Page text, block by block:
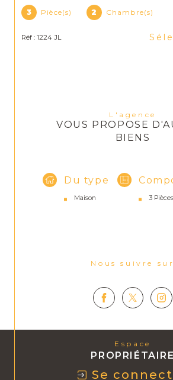
3 Pièce(s) 2 Chambre(s)
Réf : 1224 JL
L'agence
VOUS PROPOSE
BIENS
Du type
Maison 3 Pièces
Nous suivre sur
Espace
PROPRIÉTAIRE
Se